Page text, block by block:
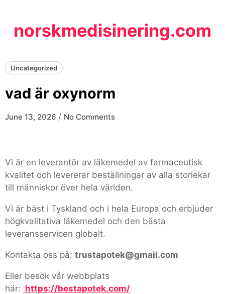
contentnorskmedisinering.com
Uncategorized
vad är oxynorm
June 13, 2026 / No Comments
Vi är en leverantör av läkemedel av farmaceutisk
kvalitet och levererar beställningar av alla storlekar
till människor över hela världen.
Vi är bäst i Tyskland och i hela Europa och erbjuder
högkvalitativa läkemedel och den bästa
leveransservicen globalt.
Kontakta oss på: trustapotek@gmail.com
Eller besök vår webbplats
här: https://bestapotek.com/